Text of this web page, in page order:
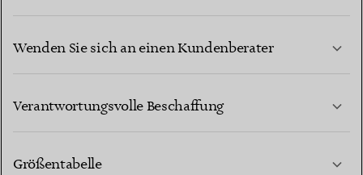
Wenden Sie sich an einen Kundenberater
Verantwortungsvolle Beschaffung
Größentabelle